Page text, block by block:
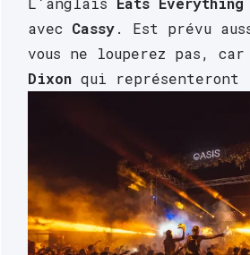
avec Cassy. Est prévu
vous ne louperez pas,
Dixon qui représenteront